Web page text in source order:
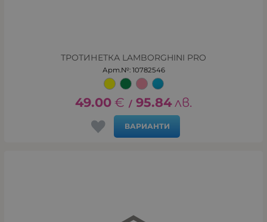
ТРОТИНЕТКА LAMBORGHINI PRO
Арт.№: 10782546
49.00 € / 95.84 лв.
ВАРИАНТИ